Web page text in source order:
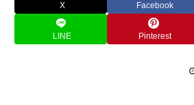
X Facebook
LINE Pinterest